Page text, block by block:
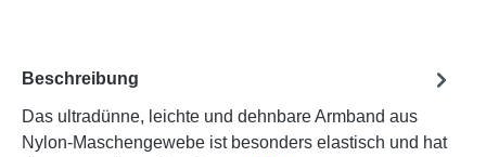
Beschreibung
Das ultradünne, leichte und dehnbare Armband aus
Nylon-Maschengewebe ist besonders elastisch und hat